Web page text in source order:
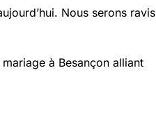
Nous serons ravis
à Besançon alliant